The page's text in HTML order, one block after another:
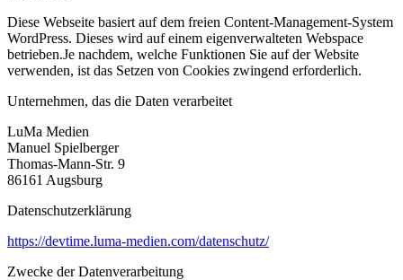
Diese Webseite basiert auf dem freien Content-Management-System
WordPress. Dieses wird auf einem eigenverwalteten Webspace
betrieben.Je nachdem, welche Funktionen Sie auf der Website
verwenden, ist das Setzen von Cookies zwingend erforderlich.
Unternehmen, das die Daten verarbeitet
LuMa Medien
Manuel Spielberger
Thomas-Mann-Str. 9
86161 Augsburg
Datenschutzerklärung
https://devtime.luma-medien.com/datenschutz/
Zwecke der Datenverarbeitung